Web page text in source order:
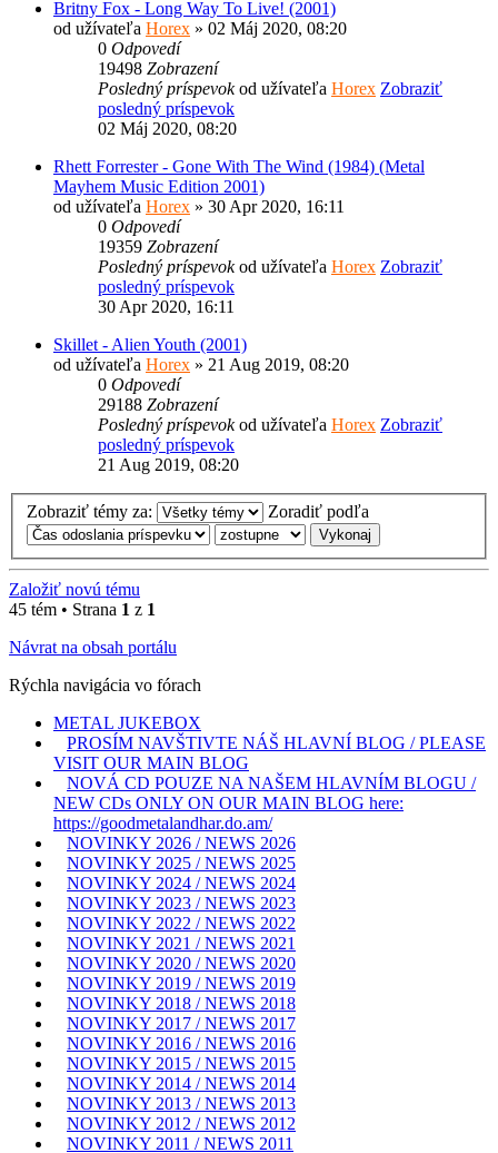
Britny Fox - Long Way To Live! (2001)
od užívateľa Horex » 02 Máj 2020, 08:20
0 Odpovedí
19498 Zobrazení
Posledný príspevokod užívateľa Horex Zobraziť
posledný príspevok
02 Máj 2020, 08:20
Rhett Forrester - Gone With The Wind (1984) (Metal
Mayhem Music Edition 2001)
od užívateľa Horex » 30 Apr 2020, 16:11
0 Odpovedí
19359 Zobrazení
Posledný príspevokod užívateľa Horex Zobraziť
posledný príspevok
30 Apr 2020, 16:11
Skillet - Alien Youth (2001)
od užívateľa Horex » 21 Aug 2019, 08:20
0 Odpovedí
29188 Zobrazení
Posledný príspevokod užívateľa Horex Zobraziť
posledný príspevok
21 Aug 2019, 08:20
Zobraziť témy za: Zoradiť podľa
Založiť novú tému
45 tém • Strana 1 z 1
Návrat na obsah portálu
Rýchla navigácia vo fórach
METAL JUKEBOX
PROSÍM NAVŠTIVTE NÁŠ HLAVNÍ BLOG / PLEASE
VISIT OUR MAIN BLOG
NOVÁ CD POUZE NA NAŠEM HLAVNÍM BLOGU /
NEW CDs ONLY ON OUR MAIN BLOG here:
https://goodmetalandhar.do.am/
NOVINKY 2026 / NEWS 2026
NOVINKY 2025 / NEWS 2025
NOVINKY 2024 / NEWS 2024
NOVINKY 2023 / NEWS 2023
NOVINKY 2022 / NEWS 2022
NOVINKY 2021 / NEWS 2021
NOVINKY 2020 / NEWS 2020
NOVINKY 2019 / NEWS 2019
NOVINKY 2018 / NEWS 2018
NOVINKY 2017 / NEWS 2017
NOVINKY 2016 / NEWS 2016
NOVINKY 2015 / NEWS 2015
NOVINKY 2014 / NEWS 2014
NOVINKY 2013 / NEWS 2013
NOVINKY 2012 / NEWS 2012
NOVINKY 2011 / NEWS 2011